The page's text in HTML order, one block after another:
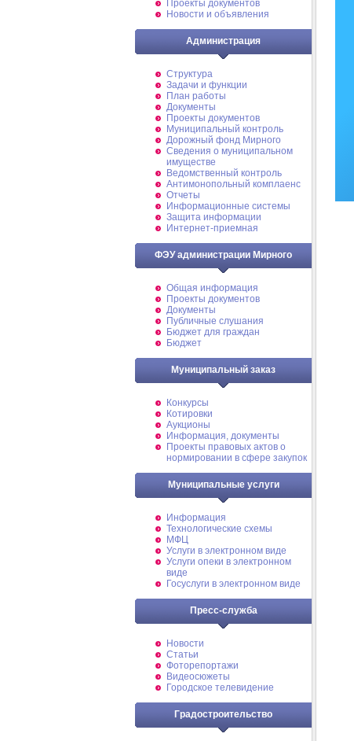
Проекты документов
Новости и объявления
Администрация
Структура
Задачи и функции
План работы
Документы
Проекты документов
Муниципальный контроль
Дорожный фонд Мирного
Cведения о муниципальном
имуществе
Ведомственный контроль
Антимонопольный комплаенс
Отчеты
Информационные системы
Защита информации
Интернет-приемная
ФЭУ администрации Мирного
Общая информация
Проекты документов
Документы
Публичные слушания
Бюджет для граждан
Бюджет
Муниципальный заказ
Конкурсы
Котировки
Аукционы
Информация, документы
Проекты правовых актов о
нормировании в сфере закупок
Муниципальные услуги
Информация
Технологические схемы
МФЦ
Услуги в электронном виде
Услуги опеки в электронном
виде
Госуслуги в электронном виде
Пресс-служба
Новости
Статьи
Фоторепортажи
Видеосюжеты
Городское телевидение
Градостроительство